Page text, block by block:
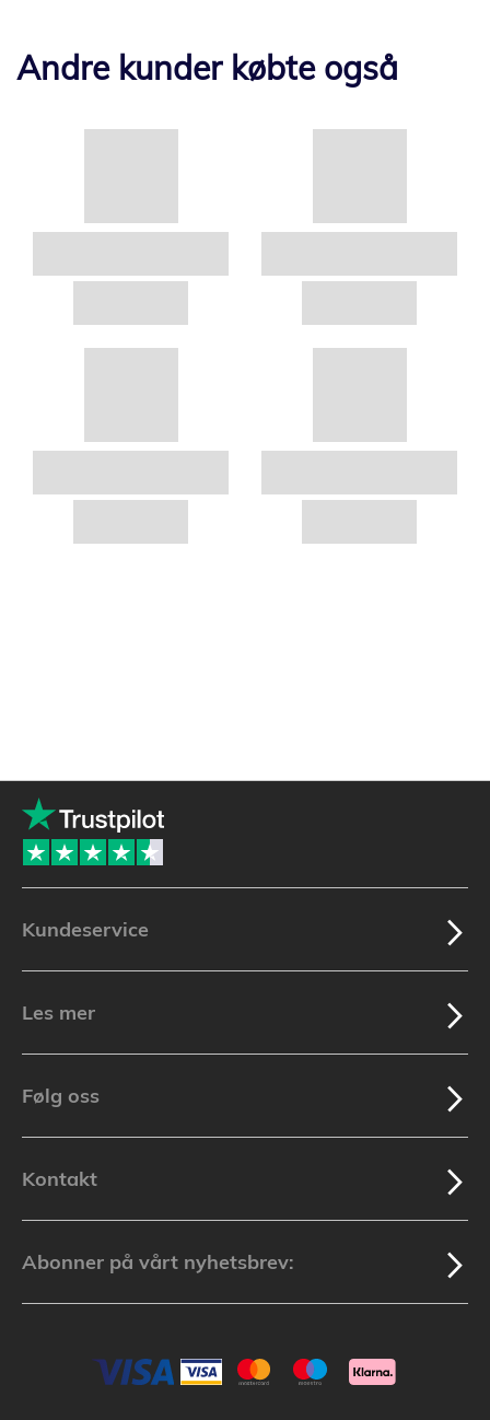
Andre kunder købte også
Kundeservice
Les mer
Følg oss
Kontakt
Abonner på vårt nyhetsbrev: